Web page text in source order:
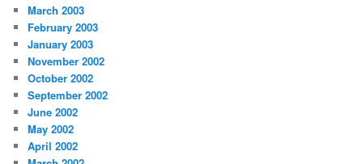
March 2003
February 2003
January 2003
November 2002
October 2002
September 2002
June 2002
May 2002
April 2002